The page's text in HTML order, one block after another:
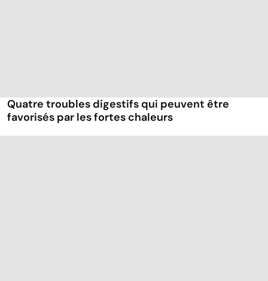
Quatre troubles digestifs qui peuvent être
favorisés par les fortes chaleurs